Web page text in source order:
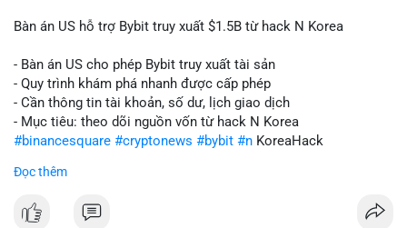
Bàn án US hỗ trợ Bybit truy xuất $1.5B từ hack N Korea
- Bàn án US cho phép Bybit truy xuất tài sản
- Quy trình khám phá nhanh được cấp phép
- Cần thông tin tài khoản, số dư, lịch giao dịch
- Mục tiêu: theo dõi nguồn vốn từ hack N Korea
#binancesquare #cryptonews #bybit #n KoreaHack
$btc $eth
#vlikevn #titanbot
Đọc thêm